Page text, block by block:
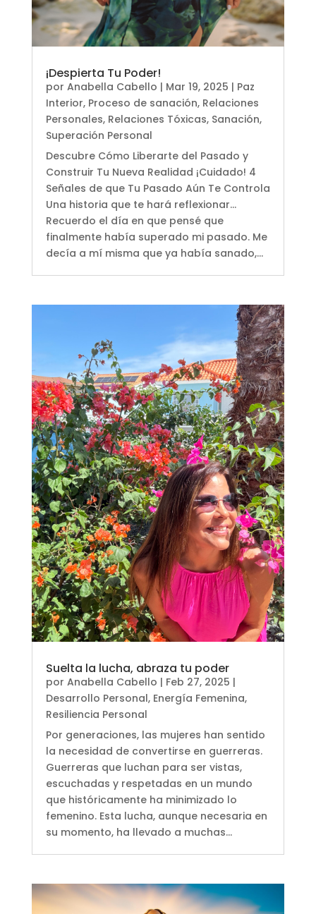
¡Despierta Tu Poder!
por Anabella Cabello | Mar 19, 2025 | Paz
Interior, Proceso de sanación, Relaciones
Personales, Relaciones Tóxicas, Sanación,
Superación Personal
Descubre Cómo Liberarte del Pasado y
Construir Tu Nueva Realidad ¡Cuidado! 4
Señales de que Tu Pasado Aún Te Controla
Una historia que te hará reflexionar...
Recuerdo el día en que pensé que
finalmente había superado mi pasado. Me
decía a mí misma que ya había sanado,...
Suelta la lucha, abraza tu poder
por Anabella Cabello | Feb 27, 2025 |
Desarrollo Personal, Energía Femenina,
Resiliencia Personal
Por generaciones, las mujeres han sentido
la necesidad de convertirse en guerreras.
Guerreras que luchan para ser vistas,
escuchadas y respetadas en un mundo
que históricamente ha minimizado lo
femenino. Esta lucha, aunque necesaria en
su momento, ha llevado a muchas...